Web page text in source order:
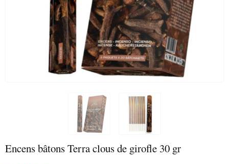
Encens bâtons Terra clous de girofle 30 gr